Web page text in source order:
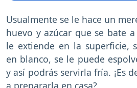
Usualmente se le hace un
huevo y azúcar que se bate
le extiende en la superficie,
en blanco, se le puede
y así podrás servirla fría. ¡Es